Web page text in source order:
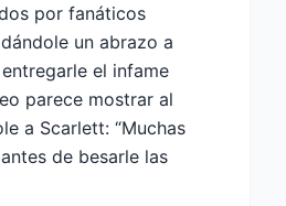
por fanáticos
un abrazo a
el infame
parece mostrar al
a Scarlett: “Muchas
de besarle las